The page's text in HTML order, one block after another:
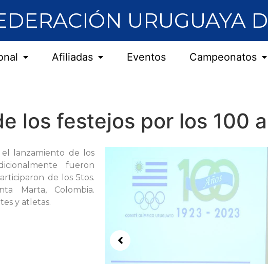
URUGUAYA
Afiliadas Eventos Campeonatos
los festejos por los 100
lanzamiento de los
fueron
de los 5tos.
Marta, Colombia.
y atletas.